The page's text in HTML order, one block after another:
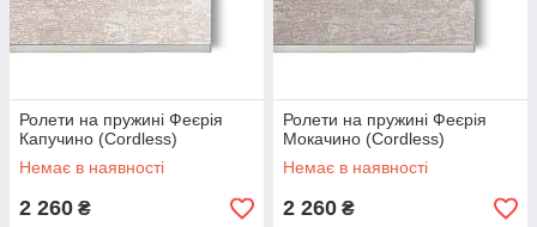
Ролети на пружині Феєрія
Капучино (Cordless)
Немає в наявності
2 260 ₴
Ролети на пружині Феєрія
Мокачино (Cordless)
Немає в наявності
2 260 ₴